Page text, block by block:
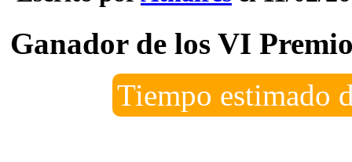
Ganador de los VI
Tiempo estimado